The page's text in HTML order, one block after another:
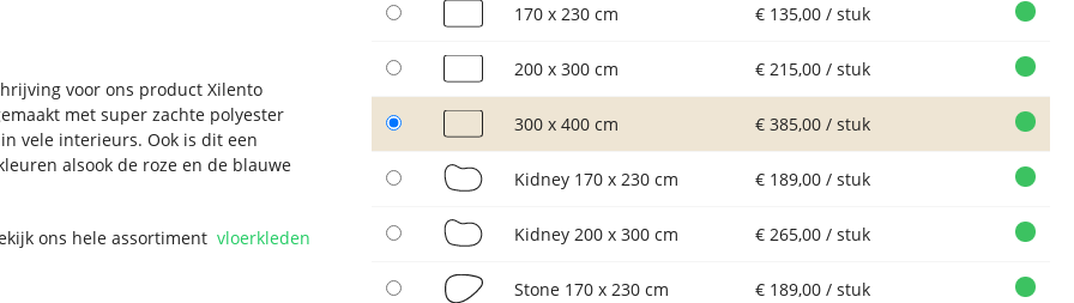
170 x 230 cm € 135,00 / stuk
200 x 300 cm € 215,00 / stuk
300 x 400 cm € 385,00 / stuk
Kidney 170 x 230 cm € 189,00 / stuk
Kidney 200 x 300 cm € 265,00 / stuk
Stone 170 x 230 cm € 189,00 / stuk
voor ons product Xilento
met super zachte polyester
vele interieurs. Ook is dit een
alsook de roze en de blauwe
ons hele assortimentvloerkleden